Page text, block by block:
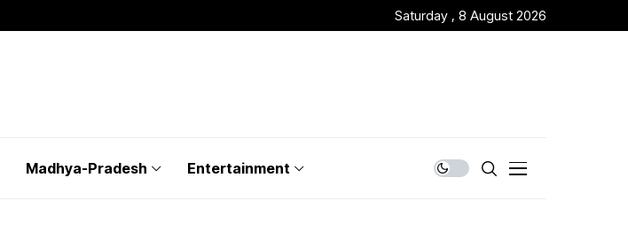
Saturday , 8 August 2026
Madhya-Pradesh Entertainment